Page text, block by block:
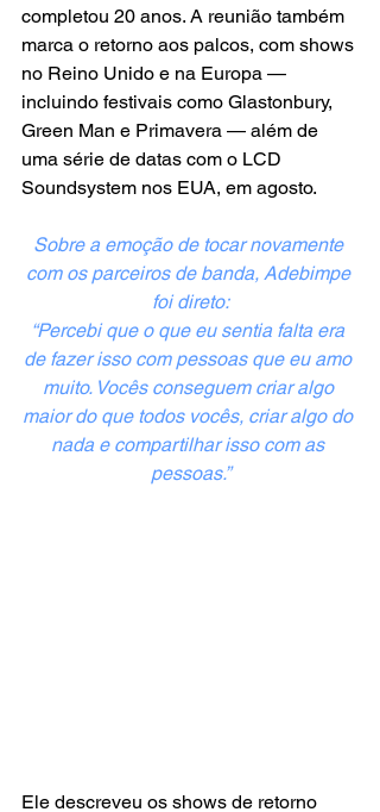
completou 20 anos. A reunião também
marca o retorno aos palcos, com shows
no Reino Unido e na Europa —
incluindo festivais como Glastonbury,
Green Man e Primavera — além de
uma série de datas com o LCD
Soundsystem nos EUA, em agosto.
Sobre a emoção de tocar novamente
com os parceiros de banda, Adebimpe
foi direto:
“Percebi que o que eu sentia falta era
de fazer isso com pessoas que eu amo
muito. Vocês conseguem criar algo
maior do que todos vocês, criar algo do
nada e compartilhar isso com as
pessoas.”
Ele descreveu os shows de retorno